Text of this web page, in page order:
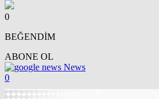
0
BEĞENDİM
ABONE OL
News
0